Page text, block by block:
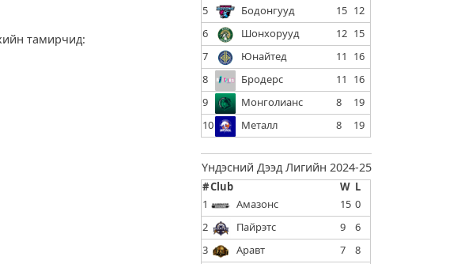
тамирчид:
5
Бодонгууд 15 12
6
Шонхорууд 12 15
7
Юнайтед 11
16
8
Бродерс 11
16
9
Монголианс 8
19
10
Металл 8 19
Үндэсний Дээд Лигийн 2024-25
#Club W L
1
Амазонс 15 0
2
Пайрэтс 9
6
3
Аравт 7
8